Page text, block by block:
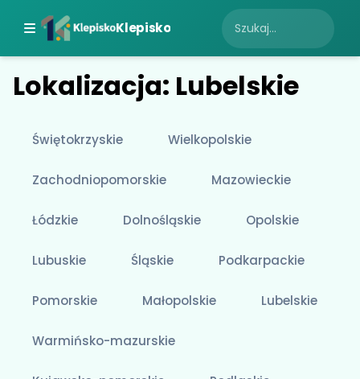
Klepisko
Lokalizacja: Lubelskie
Świętokrzyskie Wielkopolskie
Zachodniopomorskie Mazowieckie
Łódzkie Dolnośląskie Opolskie
Lubuskie Śląskie Podkarpackie
Pomorskie Małopolskie Lubelskie
Warmińsko-mazurskie